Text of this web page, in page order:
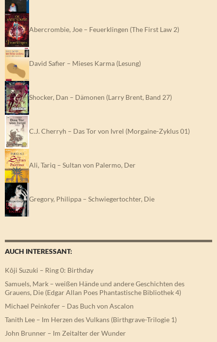
Abercrombie, Joe – Feuerklingen (The First Law 2)
David Safier – Mieses Karma (Lesung)
Shocker, Dan – Dämonen (Larry Brent, Band 27)
C.J. Cherryh – Das Tor von Ivrel (Morgaine-Zyklus 01)
Ali, Tariq – Sultan von Palermo, Der
Gregory, Philippa – Schwiegertochter, Die
AUCH INTERESSANT:
Kôji Suzuki – Ring 0: Birthday
Samuels, Mark – weißen Hände und andere Geschichten des
Grauens, Die (Edgar Allan Poes Phantastische Bibliothek 4)
Michael Peinkofer – Das Buch von Ascalon
Tanith Lee – Im Herzen des Vulkans (Birthgrave-Trilogie 1)
John Brunner – Im Zeitalter der Wunder